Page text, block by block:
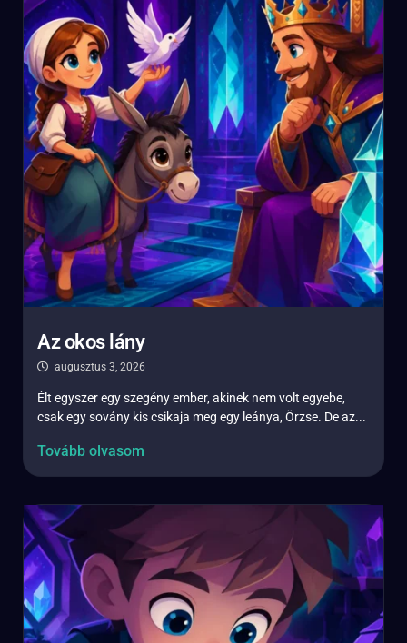
Az okos lány
augusztus 3, 2026
Élt egyszer egy szegény ember, akinek nem volt egyebe,
csak egy sovány kis csikaja meg egy leánya, Örzse. De az...
Tovább olvasom